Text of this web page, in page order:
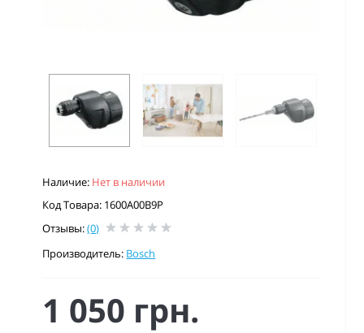
Наличие: Нет в наличии
Код Товара: 1600A00B9P
Отзывы:(0)
Производитель: Bosch
1 050 грн.